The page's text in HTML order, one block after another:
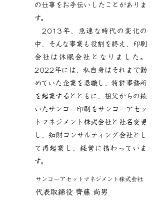
の仕事をお手伝いしたことがありま
す。
2013年、急速な時代の変化の
中、そんな事業も役割を終え、印刷
会社は休眠会社となりました。
2022年には、私自身はそれまで勤
めていた企業を退職し、特許事務所
を起業するとともに、祖父からの続
いたサンコー印刷をサンコーアセッ
トマネジメント株式会社と社名変更
し、知財コンサルティング会社とし
て再起業し、経営に携わっていま
す。
サンコーアセットマネジメント株式会社
代表取締役 齊藤 尚男